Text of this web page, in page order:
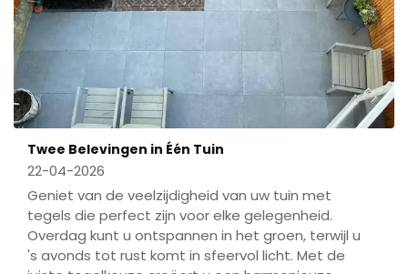
Twee Belevingen in Één Tuin
22-04-2026
Geniet van de veelzijdigheid van uw tuin met
tegels die perfect zijn voor elke gelegenheid.
Overdag kunt u ontspannen in het groen, terwijl u
's avonds tot rust komt in sfeervol licht. Met de